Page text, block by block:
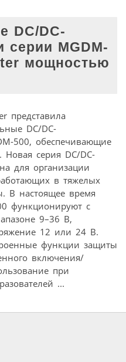
DC/DC-
серии MGDM-
мощностью
представила
DC/DC-
500, обеспечивающие
серия DC/DC-
для организации
в тяжелых
В настоящее время
функционируют с
9–36 В,
12 или 24 В.
функции защиты
включения/
при
...